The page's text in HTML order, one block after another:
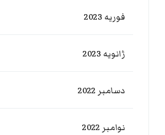
فوریه 2023
ژانویه 2023
دسامبر 2022
نوامبر 2022